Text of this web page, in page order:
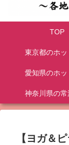
TOP
東京都のホ
愛知県のホ
神奈川県の
【ヨガ＆